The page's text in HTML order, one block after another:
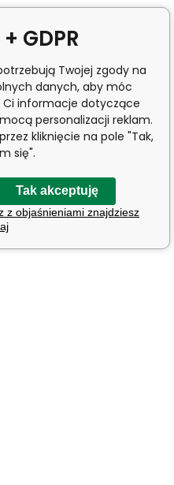
GDPR
Twojej zgody na
danych, aby móc
informacje dotyczące
personalizacji reklam.
kliknięcie na pole "Tak,
się".
Tak akceptuję
z objaśnieniami znajdziesz